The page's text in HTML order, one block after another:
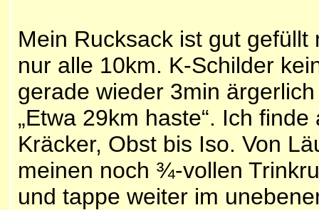
Mein Rucksack ist gut
nur alle 10km. K-Schilder
gerade wieder 3min
„Etwa 29km haste“. Ich
Kräcker, Obst bis Iso. Von
meinen noch ¾-vollen
und tappe weiter im